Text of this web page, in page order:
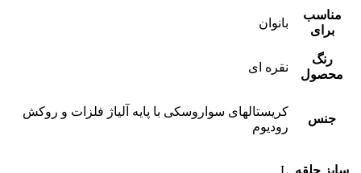
مناسب
برای
بانوان
رنگ
محصول
نقره ای
جنس
کریستالهای سواروسکی با پایه آلیاژ فلزات و روکش
رودیوم